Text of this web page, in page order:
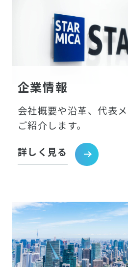
企業情報
会社概要や沿革、代表
ご紹介します。
詳しく見る